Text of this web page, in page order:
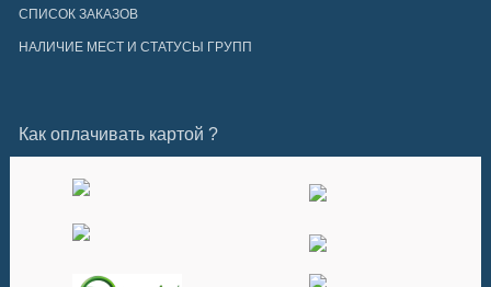
СПИСОК ЗАКАЗОВ
НАЛИЧИЕ МЕСТ И СТАТУСЫ ГРУПП
Как оплачивать картой ?